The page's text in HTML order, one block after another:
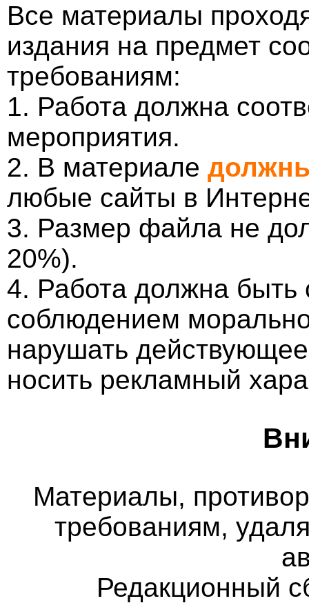
Все материалы
издания на предмет
требованиям:
1. Работа должна
мероприятия.
2. В материале
любые сайты в
3. Размер файла не
20%).
4. Работа должна
соблюдением
нарушать
носить рекламный
Материалы,
требованиям,
Редакционный